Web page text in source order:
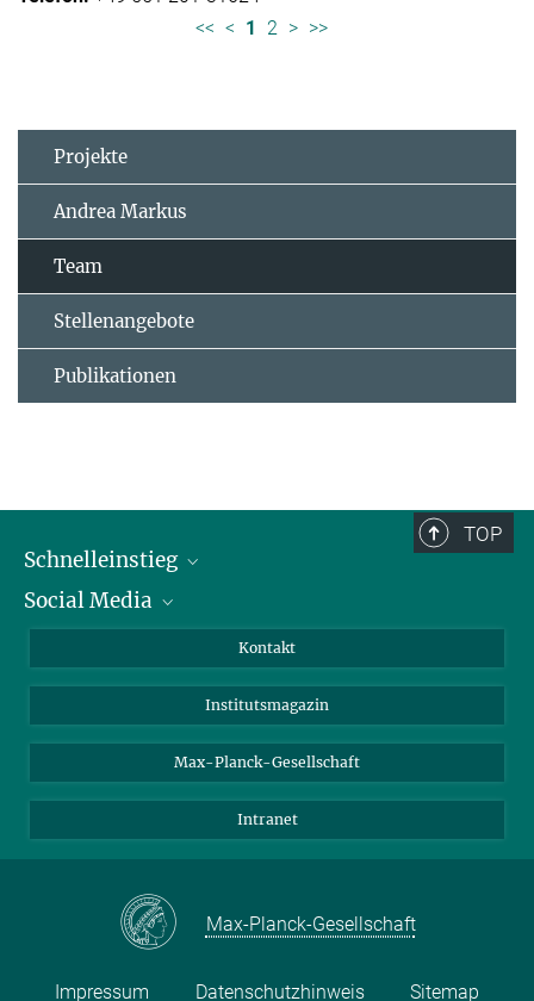
<< < 1 2 > >>
Projekte
Andrea Markus
Team
Stellenangebote
Publikationen
TOP
Schnelleinstieg
Alumni
Fördernde
Schulen
Studierende
Social Media
Bluesky
Facebook
YouTube
Kontakt
Institutsmagazin
Max-Planck-Gesellschaft
Intranet
Max-Planck-Gesellschaft
Impressum Datenschutzhinweis Sitemap